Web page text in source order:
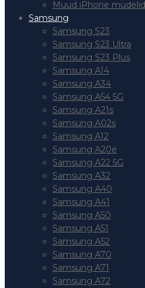
Muud iPhone mudelid
Samsung
Samsung S23
Samsung S23 Ultra
Samsung S23 Plus
Samsung A14
Samsung A34
Samsung A54 5G
Samsung A21s
Samsung A02s
Samsung A12
Samsung A20e
Samsung A22 5G
Samsung A32
Samsung A40
Samsung A41
Samsung A50
Samsung A51
Samsung A52
Samsung A70
Samsung A71
Samsung A72